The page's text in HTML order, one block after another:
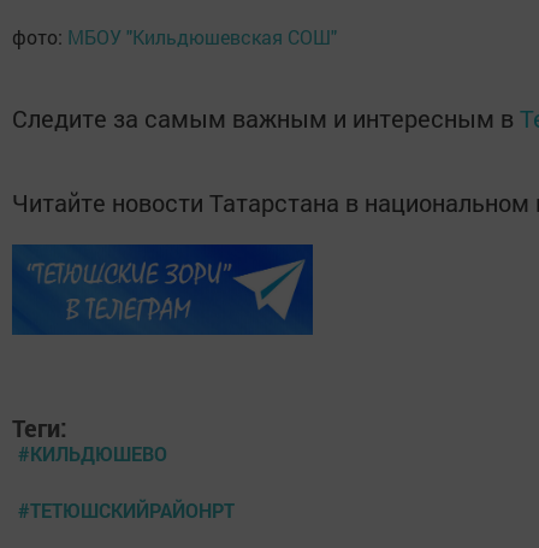
фото: МБОУ "Кильдюшевская СОШ"
Следите за самым важным и интересным в
Читайте новости Татарстана в
Теги:
#КИЛЬДЮШЕВО
#ТЕТЮШСКИЙРАЙОНРТ